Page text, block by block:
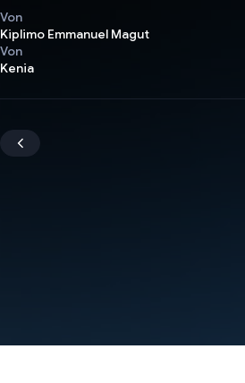
Von
Kiplimo Emmanuel Magut
Von
Kenia